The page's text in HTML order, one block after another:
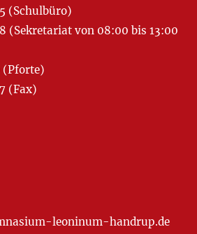
(Schulbüro)
(Sekretariat von 08:00 bis 13:00
(Fax)
leoninum-handrup.de